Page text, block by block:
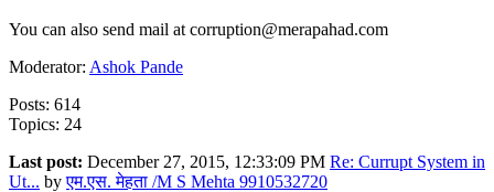
You can also send mail at corruption@merapahad.com
Moderator: Ashok Pande
Posts: 614
Topics: 24
Last post: December 27, 2015, 12:33:09 PM Re: Currupt System in
Ut... byएम.एस. मेहता /M S Mehta 9910532720